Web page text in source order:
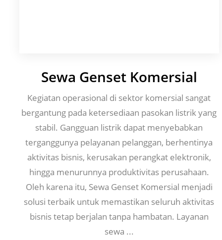
Sewa Genset Komersial
Kegiatan operasional di sektor komersial sangat
bergantung pada ketersediaan pasokan listrik yang
stabil. Gangguan listrik dapat menyebabkan
terganggunya pelayanan pelanggan, berhentinya
aktivitas bisnis, kerusakan perangkat elektronik,
hingga menurunnya produktivitas perusahaan.
Oleh karena itu, Sewa Genset Komersial menjadi
solusi terbaik untuk memastikan seluruh aktivitas
bisnis tetap berjalan tanpa hambatan. Layanan
sewa ...